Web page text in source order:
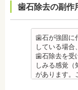
あります。特
の凸凹が大き
す。
・顎の成長に
時的に歯並び
・大人になっ
ります。
・定期的な通
療の結果に差
気、不眠など
で、鎮痛剤、
服用する場合
・治療中と治
れる治療です
こりえます。
・矯正力が強
収」が起こる
・歯や骨の状
が崩れること
ときに痛みが
す。他にも自
います。
・矯正終了後
す。
その他
・治したい部
・心臓の疾患
・歯がない箇
箇所のみの治
してくれる方
・手術ではあ
痛みを感じる
歯学博士（口
す。また、歯
周病の予防に
毎日のブラッ
ます。
備考
自宅で、歯磨
い汚れや、歯
歯科で専門の
歯石除去の副作
歯石が強固に
している場合
歯石除去を受
しみる感覚（
があります。